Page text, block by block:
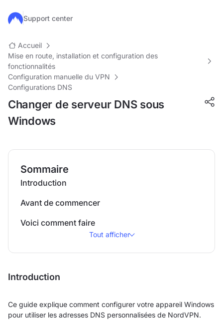
Passer au contenu principal
Support center
Accueil
Mise en route, installation et configuration des
fonctionnalités
Configuration manuelle du VPN
Configurations DNS
Changer de serveur DNS sous
Windows
Sommaire
Introduction
Avant de commencer
Voici comment faire
Tout afficher
Introduction
Ce guide explique comment configurer votre appareil Windows
pour utiliser les adresses DNS personnalisées de NordVPN.